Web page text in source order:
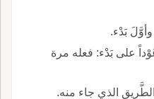
وأوَّلَ بَدْء.
على بَدْء: فعله مرة
الذي جاء منه.